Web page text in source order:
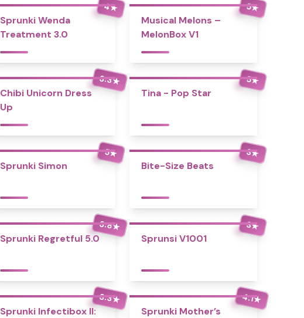
4★
Sprunki Wenda
Treatment 3.0
5★
Musical Melons –
MelonBox V1
3.3★
Chibi Unicorn Dress
Up
5★
Tina - Pop Star
5★
Sprunki Simon
3★
Bite-Size Beats
3.8★
Sprunki Regretful 5.0
3★
Sprunsi V1001
3.3★
Sprunki Infectibox II:
4.1★
Sprunki Mother’s